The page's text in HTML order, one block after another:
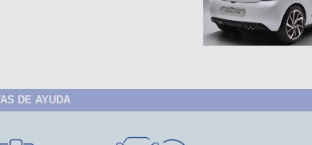
DE AYUDA